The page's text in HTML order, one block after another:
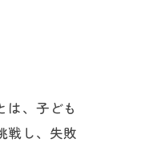
は、子ども
戦し、失敗